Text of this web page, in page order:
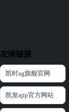
友情链接
凯时ag旗舰官网
凯发app官方网站